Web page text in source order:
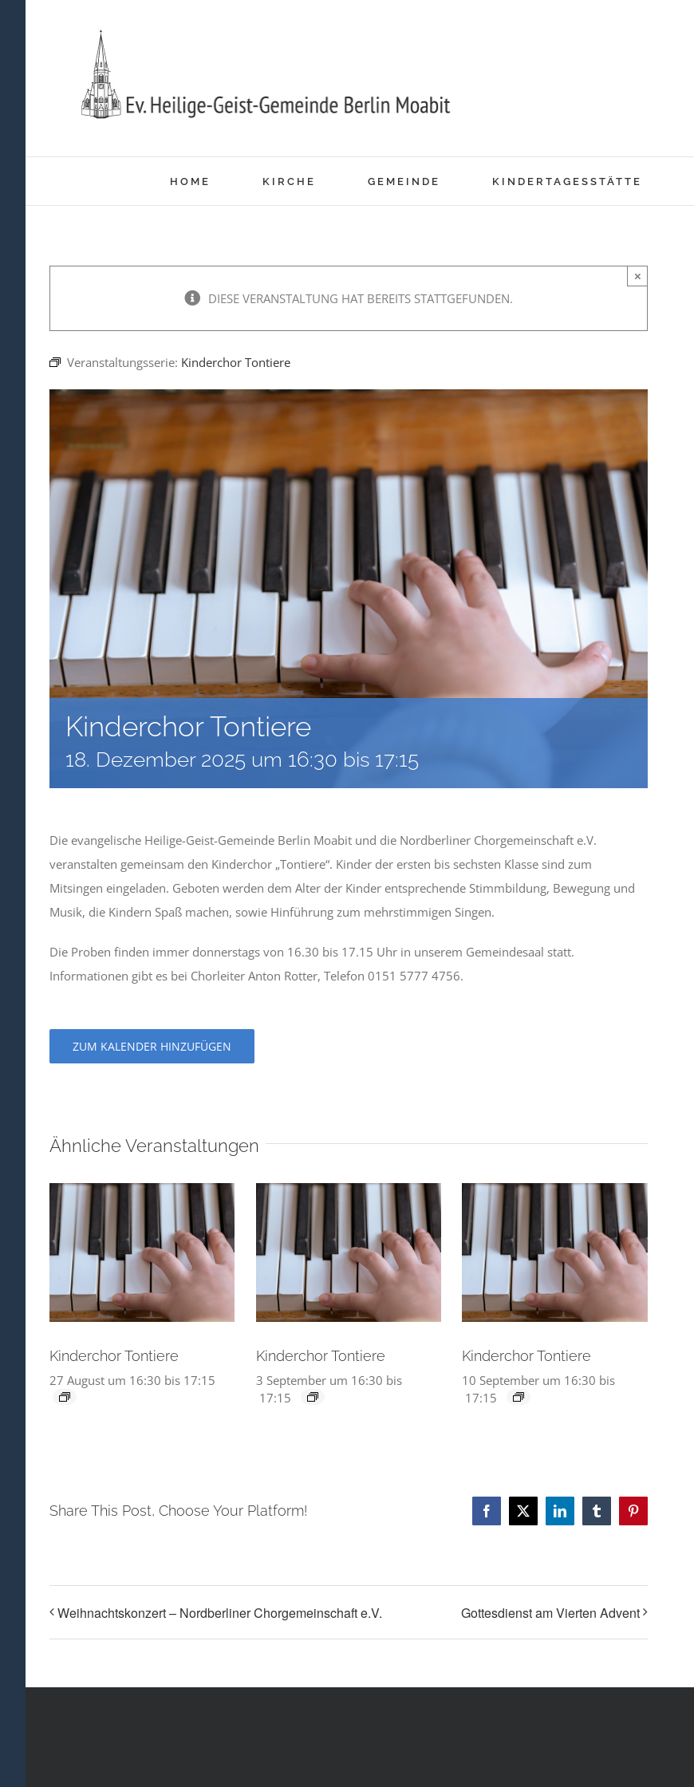
HOME KIRCHE GEMEINDE KINDERTAGESSTÄTTE
DIESE VERANSTALTUNG HAT BEREITS STATTGEFUNDEN.
×
Veranstaltungsserie: Kinderchor Tontiere
Kinderchor Tontiere
18. Dezember 2025 um 16:30 bis 17:15
Die evangelische Heilige-Geist-Gemeinde Berlin Moabit und die Nordberliner Chorgemeinschaft e.V.
veranstalten gemeinsam den Kinderchor „Tontiere“. Kinder der ersten bis sechsten Klasse sind zum
Mitsingen eingeladen. Geboten werden dem Alter der Kinder entsprechende Stimmbildung, Bewegung und
Musik, die Kindern Spaß machen, sowie Hinführung zum mehrstimmigen Singen.
Die Proben finden immer donnerstags von 16.30 bis 17.15 Uhr in unserem Gemeindesaal statt.
Informationen gibt es bei Chorleiter Anton Rotter, Telefon 0151 5777 4756.
ZUM KALENDER HINZUFÜGEN
Ähnliche Veranstaltungen
Kinderchor Tontiere
27 August um 16:30 bis 17:15
Kinderchor Tontiere
3 September um 16:30 bis
17:15
Kinderchor Tontiere
10 September um 16:30 bis
17:15
Share This Post, Choose Your Platform! Facebook
X LinkedInTumblrPinterest
Weihnachtskonzert – Nordberliner Chorgemeinschaft e.V. Gottesdienst am Vierten Advent